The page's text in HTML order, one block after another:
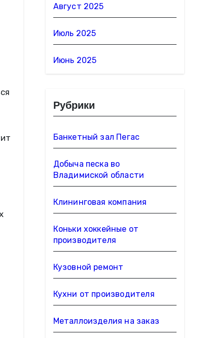
Август 2025
Июль 2025
Июнь 2025
Рубрики
Банкетный зал Пегас
Добыча песка во
Владимиской области
Клининговая компания
Коньки хоккейные от
производителя
Кузовной ремонт
Кухни от производителя
Металлоизделия на заказ